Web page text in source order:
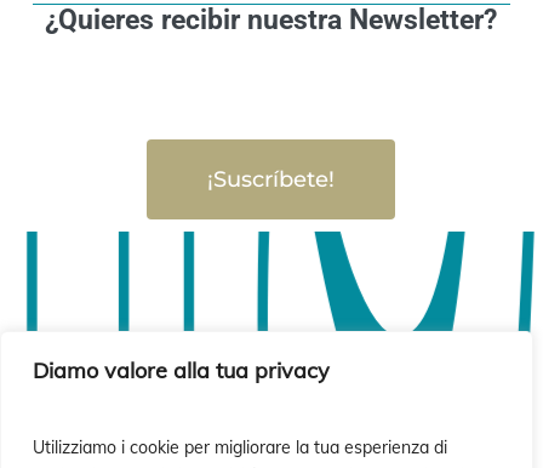
Diamo valore alla tua privacy
Utilizziamo i cookie per migliorare la tua esperienza di
¿Quieres recibir nuestra Newsletter?
¡Suscríbete!